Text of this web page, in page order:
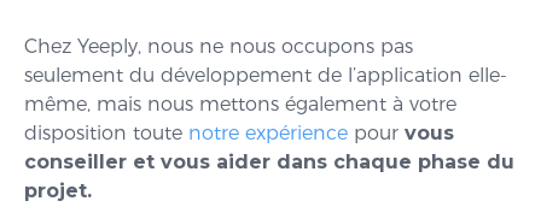
Chez Yeeply, nous ne nous occupons pas
seulement du développement de l’application elle-
même, mais nous mettons également à votre
disposition toute notre expérience pour vous
conseiller et vous aider dans chaque phase du
projet.